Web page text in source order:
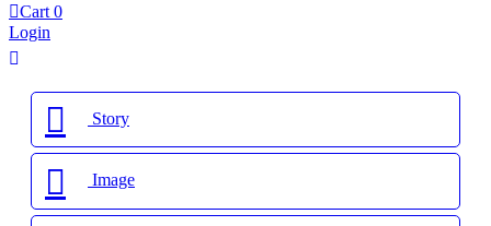
Cart 0
Login
Story
Image